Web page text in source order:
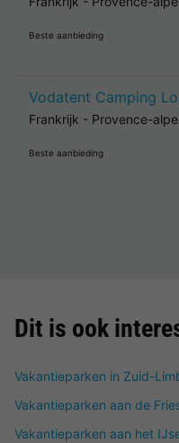
Beste aanbieding
Vodatent Camping
Frankrijk - Provence-
Beste aanbieding
Dit is ook
Vakantieparken in Zuid-
Vakantieparken aan de
Vakantieparken aan het